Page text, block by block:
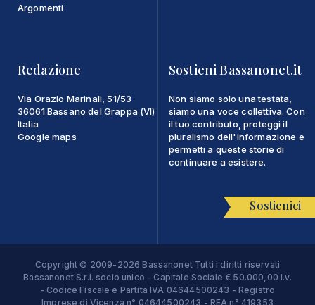
Argomenti
Redazione
Via Orazio Marinali, 51/53
36061 Bassano del Grappa (VI)
Italia
Google maps
Sostieni Bassanonet.it
Non siamo solo una testata,
siamo una voce collettiva. Con
il tuo contributo, proteggi il
pluralismo dell'informazione e
permetti a queste storie di
continuare a esistere.
Sostienici
Copyright © 2009-2026 Bassanonet Tutti i diritti riservati
Bassanonet S.r.l. socio unico - Capitale Sociale € 50.000,00 i.v.
- Codice Fiscale e Partita IVA 04644500243 - Registro
Imprese di Vicenza n° 04644500243 - REA n° 419353